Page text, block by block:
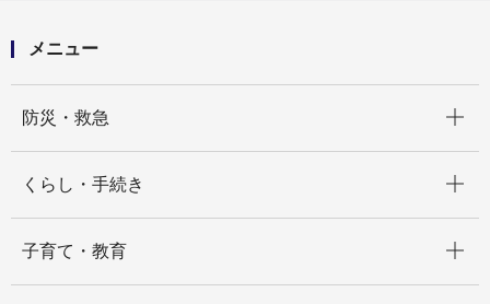
メニュー
防災・救急
くらし・手続き
子育て・教育